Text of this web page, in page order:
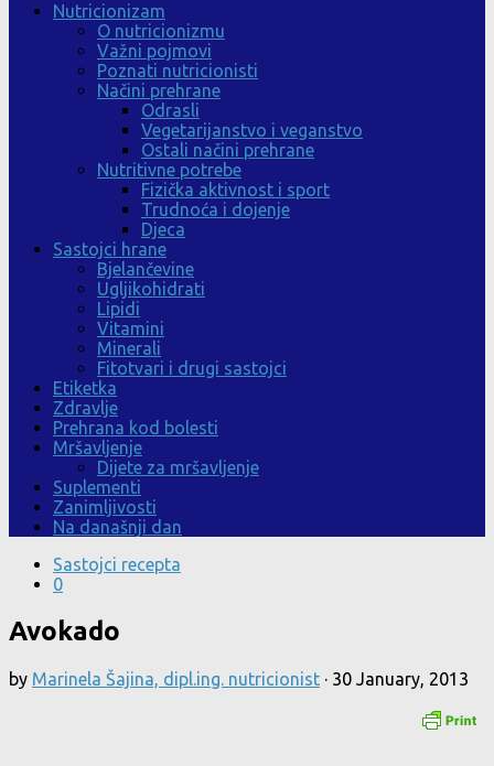
Nutricionizam
O nutricionizmu
Važni pojmovi
Poznati nutricionisti
Načini prehrane
Odrasli
Vegetarijanstvo i veganstvo
Ostali načini prehrane
Nutritivne potrebe
Fizička aktivnost i sport
Trudnoća i dojenje
Djeca
Sastojci hrane
Bjelančevine
Ugljikohidrati
Lipidi
Vitamini
Minerali
Fitotvari i drugi sastojci
Etiketka
Zdravlje
Prehrana kod bolesti
Mršavljenje
Dijete za mršavljenje
Suplementi
Zanimljivosti
Na današnji dan
Sastojci recepta
0
Avokado
by Marinela Šajina, dipl.ing. nutricionist · 30 January, 2013